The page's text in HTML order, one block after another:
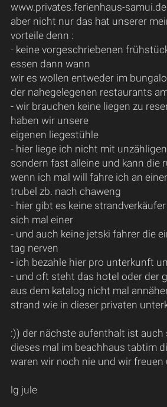
www.privates.ferienhaus-samui.de
aber nicht nur das hat unserer
vorteile denn :
- keine vorgeschriebenen
essen dann wann
wir es wollen entweder im
der nahegelegenen restaurants
- wir brauchen keine liegen zu
haben wir unsere
eigenen liegestühle
- hier liege ich nicht mit
sondern fast alleine und kann die
wenn ich mal will fahre ich an
trubel zb. nach chaweng
- hier gibt es keine
sich mal einer
- und auch keine jetski fahrer die
tag nerven
- ich bezahle hier pro unterkunft
- und oft steht das hotel oder der
aus dem katalog nicht mal
strand wie in dieser privaten
:)) der nächste aufenthalt ist
dieses mal im beachhaus tabtim
waren wir noch nie und wir
lg jule